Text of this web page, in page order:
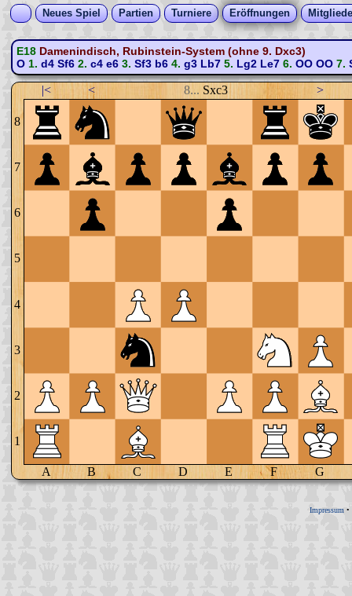
Neues Spiel Partien Turniere Eröffnungen
E18 Damenindisch, Rubinstein-System (ohne 9. Dxc3)
O1. d4 Sf62. c4 e63. Sf3 b64. g3 Lb75. Lg2 Le76. OO OO7.
|< < 8... Sxc3 >
8
7
6
5
4
3
2
1
A B C D E F G
Impressum •